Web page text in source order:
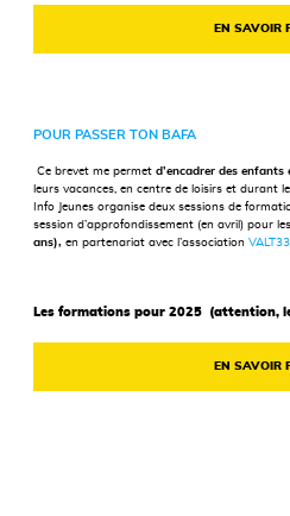
EN SAVOIR
POUR PASSER TON BAFA
Ce brevet me permetd’encadrer des enfants
leurs vacances, en centre de loisirs et durant
Info Jeunes organise deux sessions de
session d’approfondissement (en avril) pour
ans), en partenariat avec l’associationVALT33
Les formations pour 2025 (attention,
EN SAVOIR